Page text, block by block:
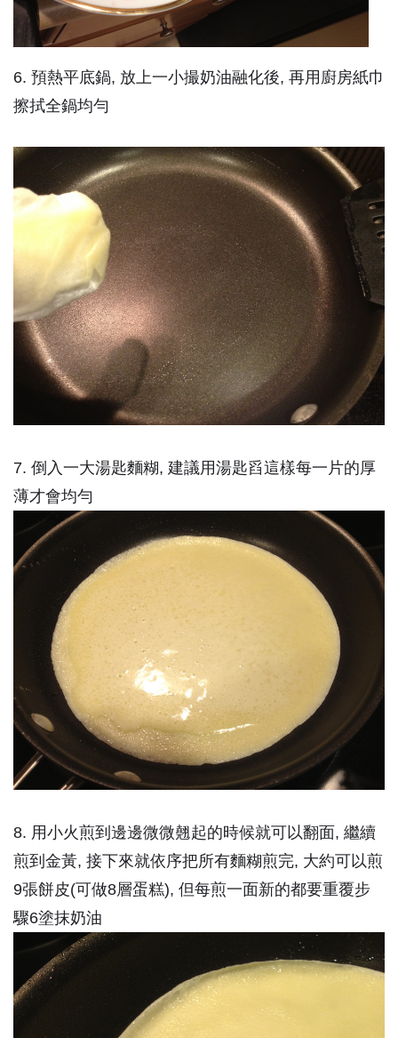
6. 預熱平底鍋, 放上一小撮奶油融化後, 再用廚房紙巾
擦拭全鍋均勻
7. 倒入一大湯匙麵糊, 建議用湯匙舀這樣每一片的厚
薄才會均勻
8. 用小火煎到邊邊微微翹起的時候就可以翻面, 繼續
煎到金黃, 接下來就依序把所有麵糊煎完, 大約可以煎
9張餅皮(可做8層蛋糕), 但每煎一面新的都要重覆步
驟6塗抹奶油